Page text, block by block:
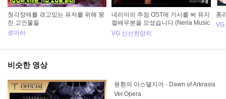
청각장애를 겪고있는 유저를 위해 뭉
친 고인물들
로마러
네리아의 주점 OST에 가사를 써 뮤지
컬배우분을 모셨습니다 (Neria Music
al)
VG 신선한망치
美
VG
비슷한 영상
몽환의 아스탤지어 - Dawn of Arkrasia
Ver.Opera